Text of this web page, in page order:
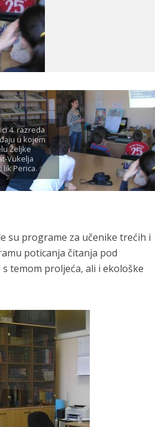
4. razreda
u kojem
Željke
Vukelja
lik Perica.
su programe za učenike trećih i
poticanja čitanja pod
temom proljeća, ali i ekološke